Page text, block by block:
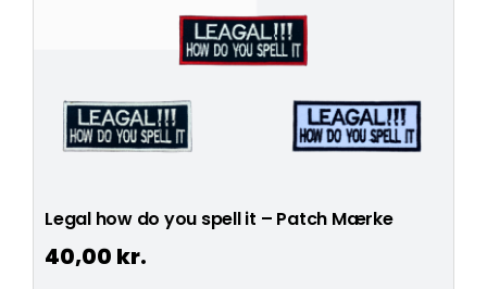
Legal how do you spell it – Patch Mærke
40,00 kr.